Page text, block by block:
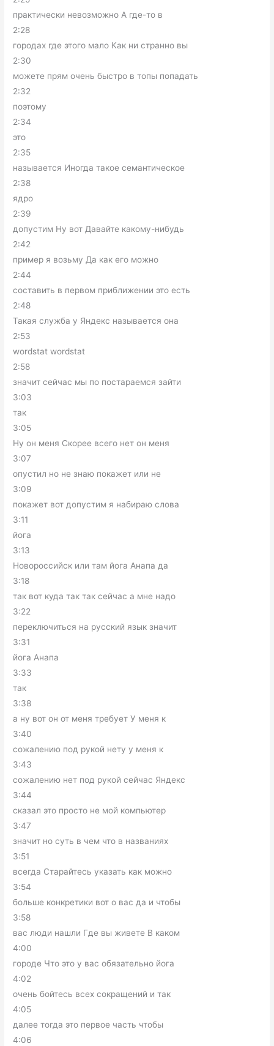
практически невозможно А где-то в
2:28
городах где этого мало Как ни странно вы
2:30
можете прям очень быстро в топы попадать
2:32
поэтому
2:34
это
2:35
называется Иногда такое семантическое
2:38
ядро
2:39
допустим Ну вот Давайте какому-нибудь
2:42
пример я возьму Да как его можно
2:44
составить в первом приближении это есть
2:48
Такая служба у Яндекс называется она
2:53
wordstat wordstat
2:58
значит сейчас мы по постараемся зайти
3:03
так
3:05
Ну он меня Скорее всего нет он меня
3:07
опустил но не знаю покажет или не
3:09
покажет вот допустим я набираю слова
3:11
йога
3:13
Новороссийск или там йога Анапа да
3:18
так вот куда так так сейчас а мне надо
3:22
переключиться на русский язык значит
3:31
йога Анапа
3:33
так
3:38
а ну вот он от меня требует У меня к
3:40
сожалению под рукой нету у меня к
3:43
сожалению нет под рукой сейчас Яндекс
3:44
сказал это просто не мой компьютер
3:47
значит но суть в чем что в названиях
3:51
всегда Старайтесь указать как можно
3:54
больше конкретики вот о вас да и чтобы
3:58
вас люди нашли Где вы живете В каком
4:00
городе Что это у вас обязательно йога
4:02
очень бойтесь всех сокращений и так
4:05
далее тогда это первое часть чтобы
4:06